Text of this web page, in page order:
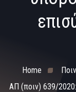
Home
ΑΠ (ποιν) 639/